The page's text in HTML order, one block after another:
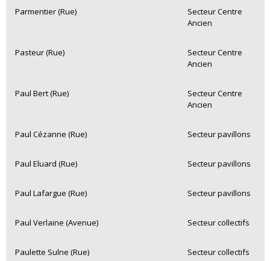
Parmentier (Rue)
Secteur Centre
Ancien
Pasteur (Rue)
Secteur Centre
Ancien
Paul Bert (Rue)
Secteur Centre
Ancien
Paul Cézanne (Rue) Secteur pavillons
Paul Eluard (Rue) Secteur pavillons
Paul Lafargue (Rue) Secteur pavillons
Paul Verlaine (Avenue) Secteur collectifs
Paulette Sulne (Rue) Secteur collectifs